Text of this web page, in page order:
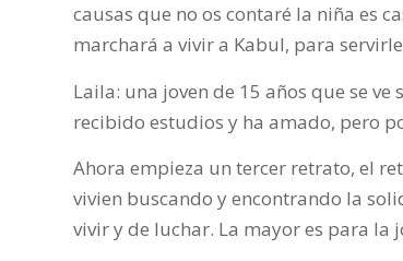
causas que no os contaré la niña es
marchará a vivir a Kabul, para
Laila: una joven de 15 años que se
recibido estudios y ha amado, pero
Ahora empieza un tercer retrato, el
vivien buscando y encontrando la
vivir y de luchar. La mayor es para la